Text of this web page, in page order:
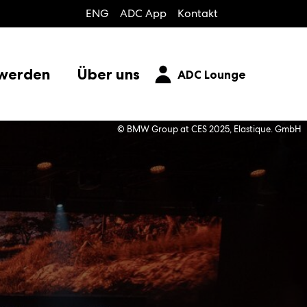
ENG ADC App Kontakt
Über uns ADC Lounge
© BMW Group at CES 2025, Elastique. GmbH